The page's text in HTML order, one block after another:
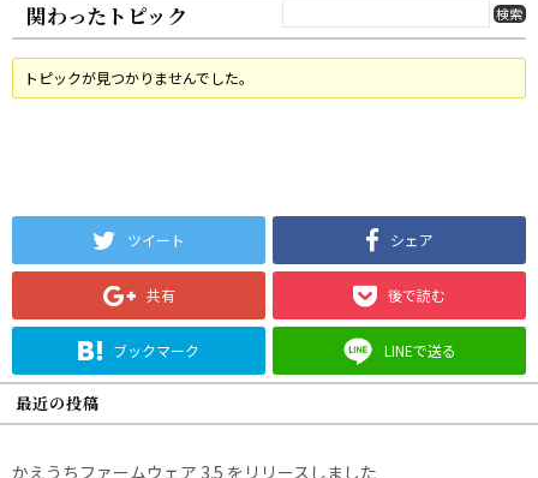
関わったトピック
トピックが見つかりませんでした。
ツイート シェア
共有 後で読む
ブックマーク LINEで送る
最近の投稿
かえうちファームウェア 3.5 をリリースしました